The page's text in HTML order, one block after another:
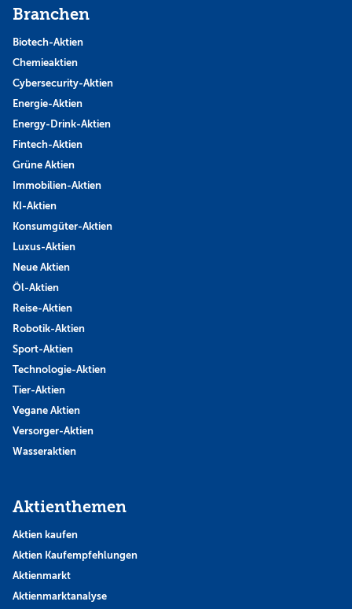
Branchen
Biotech-Aktien
Chemieaktien
Cybersecurity-Aktien
Energie-Aktien
Energy-Drink-Aktien
Fintech-Aktien
Grüne Aktien
Immobilien-Aktien
KI-Aktien
Konsumgüter-Aktien
Luxus-Aktien
Neue Aktien
Öl-Aktien
Reise-Aktien
Robotik-Aktien
Sport-Aktien
Technologie-Aktien
Tier-Aktien
Vegane Aktien
Versorger-Aktien
Wasseraktien
Aktienthemen
Aktien kaufen
Aktien Kaufempfehlungen
Aktienmarkt
Aktienmarktanalyse